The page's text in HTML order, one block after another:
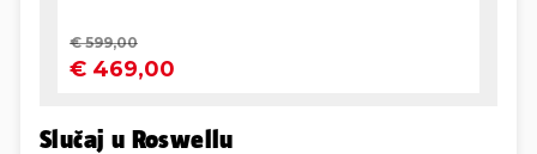
Slučaj u Roswellu